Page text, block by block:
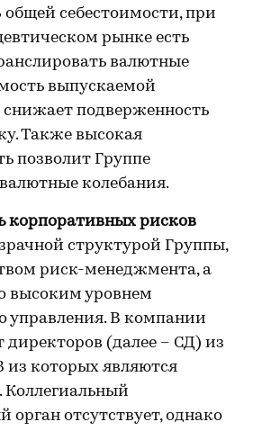
общей себестоимости, при
рынке есть
валютные
выпускаемой
подверженность
Также высокая
позволит Группе
колебания.
корпоративных рисков
структурой Группы,
риск-менеджмента, а
высоким уровнем
управления. В компании
директоров (далее – СД) из
из которых являются
орган отсутствует, однако